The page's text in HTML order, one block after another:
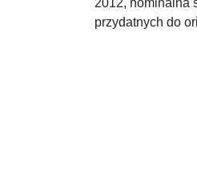
przydatnych do